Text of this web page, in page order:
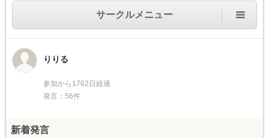
サークルメニュー
りりる
参加から1762日経過
発言：56件
新着発言